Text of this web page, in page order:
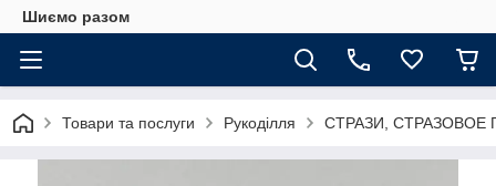
Шиємо разом
Товари та послуги Рукоділля СТРАЗИ,